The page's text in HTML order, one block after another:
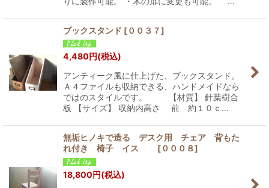
ブックスタンド [００３７]
4,480円(税込)
アンティーク風に仕上げた、ブックスタンド。
Ａ４ファイルも収納できる、ハンドメイドなら
ではのスタイルです。 【材質】 針葉樹合
板 【サイズ】 収納内高さ 前 約１０ｃ…
無垢ヒノキで造る デスク用 チェア 背もた
れ付き 椅子 イス
[０００８]
18,800円(税込)